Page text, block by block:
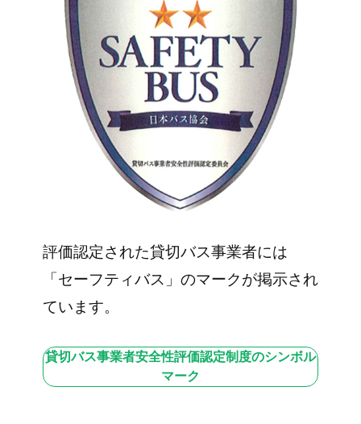
評価認定された貸切バス事業者には
「セーフティバス」のマークが掲示され
ています。
貸切バス事業者安全性評価認定制度のシンボル
マーク